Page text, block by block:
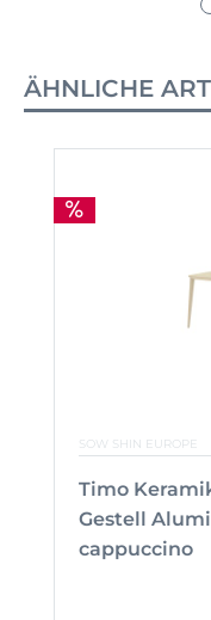
ÄHNLICHE
SOW SHIN EUROPE
Timo
Gestell
cappuccino